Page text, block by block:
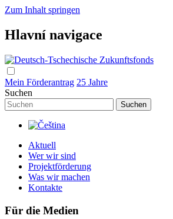
Zum Inhalt springen
Hlavní navigace
Mein Förderantrag 25 Jahre
Suchen
Aktuell
Wer wir sind
Projektförderung
Was wir machen
Kontakte
Für die Medien